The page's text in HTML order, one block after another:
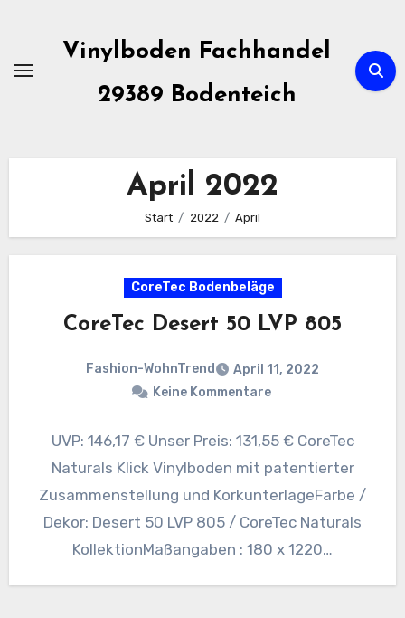
springen
Vinylboden Fachhandel
29389 Bodenteich
April 2022
Start 2022 April
CoreTec Bodenbeläge
CoreTec Desert 50 LVP 805
Fashion-WohnTrend
April 11, 2022
Keine Kommentare
UVP: 146,17 € Unser Preis: 131,55 € CoreTec
Naturals Klick Vinylboden mit patentierter
Zusammenstellung und KorkunterlageFarbe /
Dekor: Desert 50 LVP 805 / CoreTec Naturals
KollektionMaßangaben : 180 x 1220…